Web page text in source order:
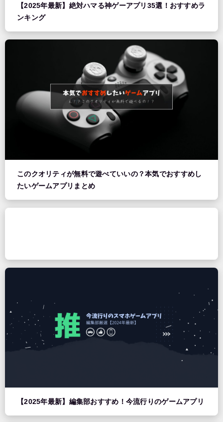
【2025年最新】絶対ハマる神ゲーアプリ35選！おすすめラ
ンキング
このクオリティが無料で遊べていいの？本気でおすすめし
たいゲームアプリまとめ
【2025年最新】編集部おすすめ！今流行りのゲームアプリ